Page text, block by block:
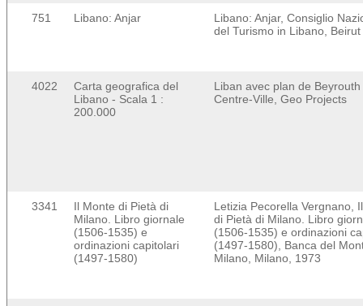
751 Libano: Anjar
Libano: Anjar, Consiglio
del Turismo in Libano, Beirut
4022
Carta geografica del
Libano - Scala 1 :
200.000
Liban avec plan de Beyrouth
Centre-Ville, Geo Projects
3341
Il Monte di Pietà di
Milano. Libro giornale
(1506-1535) e
ordinazioni capitolari
(1497-1580)
Letizia Pecorella Vergnano,
di Pietà di Milano. Libro
(1506-1535) e ordinazioni
(1497-1580), Banca del
Milano, Milano, 1973